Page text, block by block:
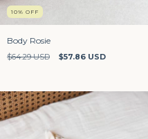
10% OFF
Body Rosie
$64.29 USD $57.86 USD